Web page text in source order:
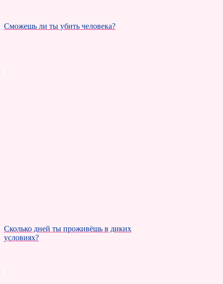
Сможешь ли ты убить человека?
Сколько дней ты проживёшь в диких
условиях?